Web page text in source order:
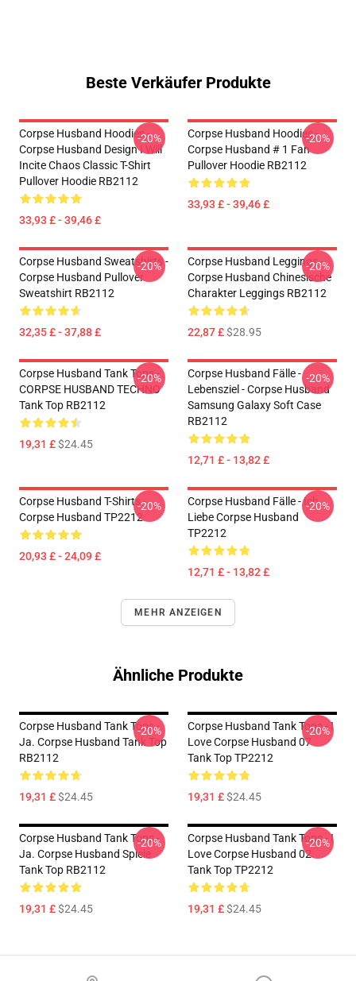
Beste Verkäufer Produkte
Corpse Husband Hoodies -
Corpse Husband Design I Will
Incite Chaos Classic T-Shirt
Pullover Hoodie RB2112
33,93 £ - 39,46 £
-20%
Corpse Husband Hoodies -
Corpse Husband # 1 Fan
Pullover Hoodie RB2112
33,93 £ - 39,46 £
-20%
Corpse Husband Sweatshirts -
Corpse Husband Pullover
Sweatshirt RB2112
32,35 £ - 37,88 £
-20%
Corpse Husband Leggings -
Corpse Husband Chinesische
Charakter Leggings RB2112
22,87 £$28.95
-20%
Corpse Husband Tank Tops -
CORPSE HUSBAND TECHNO
Tank Top RB2112
19,31 £$24.45
-20%
Corpse Husband Fälle -
Lebensziel - Corpse Husband
Samsung Galaxy Soft Case
RB2112
12,71 £ - 13,82 £
-20%
Corpse Husband T-Shirts -
Corpse Husband TP2212
20,93 £ - 24,09 £
-20%
Corpse Husband Fälle - Ich
Liebe Corpse Husband
TP2212
12,71 £ - 13,82 £
-20%
MEHR ANZEIGEN
Ähnliche Produkte
Corpse Husband Tank Tops -
Ja. Corpse Husband Tank Top
RB2112
19,31 £$24.45
-20%
Corpse Husband Tank Tops - I
Love Corpse Husband 07
Tank Top TP2212
19,31 £$24.45
-20%
Corpse Husband Tank Tops -
Ja. Corpse Husband Spiele
Tank Top RB2112
19,31 £$24.45
-20%
Corpse Husband Tank Tops - I
Love Corpse Husband 02
Tank Top TP2212
19,31 £$24.45
-20%